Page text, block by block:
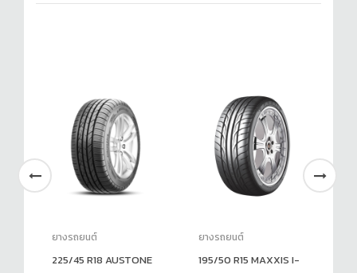
ยางรถยนต์
225/45 R18 AUSTONE
ยางรถยนต์
195/50 R15 MAXXIS I-